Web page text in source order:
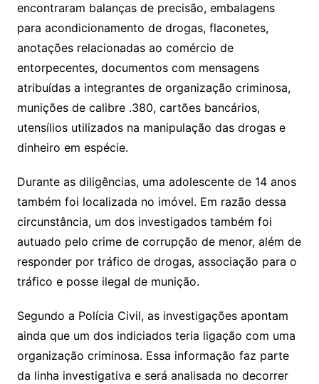
encontraram balanças de precisão, embalagens
para acondicionamento de drogas, flaconetes,
anotações relacionadas ao comércio de
entorpecentes, documentos com mensagens
atribuídas a integrantes de organização criminosa,
munições de calibre .380, cartões bancários,
utensílios utilizados na manipulação das drogas e
dinheiro em espécie.
Durante as diligências, uma adolescente de 14 anos
também foi localizada no imóvel. Em razão dessa
circunstância, um dos investigados também foi
autuado pelo crime de corrupção de menor, além de
responder por tráfico de drogas, associação para o
tráfico e posse ilegal de munição.
Segundo a Polícia Civil, as investigações apontam
ainda que um dos indiciados teria ligação com uma
organização criminosa. Essa informação faz parte
da linha investigativa e será analisada no decorrer